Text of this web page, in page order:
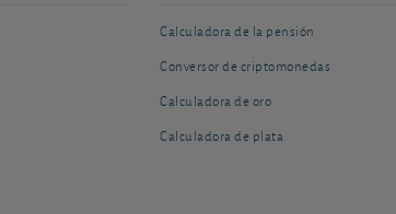
Calculadora de la pensión
Conversor de criptomonedas
Calculadora de oro
Calculadora de plata